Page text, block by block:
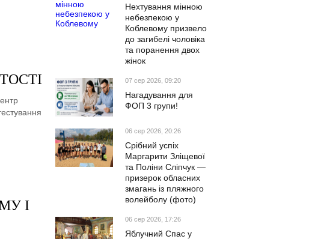
І
Нехтування мінною
небезпекою у
Коблевому призвело
до загибелі чоловіка
та поранення двох
жінок
07 сер 2026, 09:20
Нагадування для
ФОП 3 групи!
06 сер 2026, 20:26
Срібний успіх
Маргарити Зліщевої
та Поліни Сліпчук —
призерок обласних
змагань із пляжного
волейболу (фото)
06 сер 2026, 17:26
Яблучний Спас у